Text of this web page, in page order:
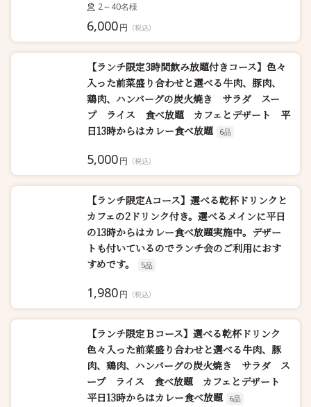
2～40名様
6,000円 （税込）
【ランチ限定3時間飲み放題付きコース】色々
入った前菜盛り合わせと選べる牛肉、豚肉、
鶏肉、ハンバーグの炭火焼き サラダ スー
プ ライス 食べ放題 カフェとデザート 平
日13時からはカレー食べ放題
6品
5,000円 （税込）
【ランチ限定Aコース】選べる乾杯ドリンクと
カフェの2ドリンク付き。選べるメインに平日
の13時からはカレー食べ放題実施中。デザー
トも付いているのでランチ会のご利用におす
すめです。
5品
1,980円 （税込）
【ランチ限定Ｂコース】選べる乾杯ドリンク
色々入った前菜盛り合わせと選べる牛肉、豚
肉、鶏肉、ハンバーグの炭火焼き サラダ ス
ープ ライス 食べ放題 カフェとデザート
平日13時からはカレー食べ放題
6品